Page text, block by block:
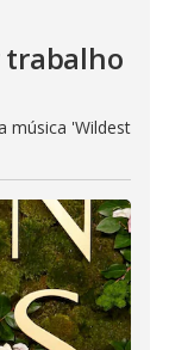
trabalho
música 'Wildest